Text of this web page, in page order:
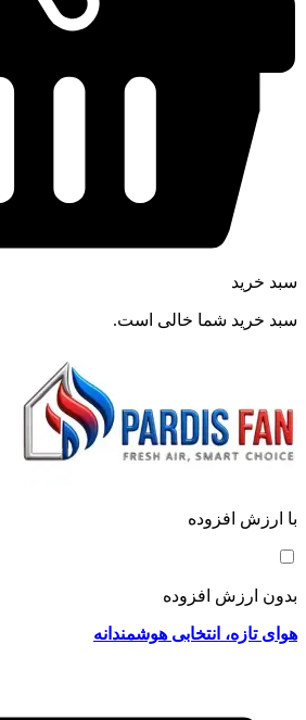
سبد خرید
سبد خرید شما خالی است.
با ارزش افزوده
بدون ارزش افزوده
هوای تازه، انتخابی هوشمندانه